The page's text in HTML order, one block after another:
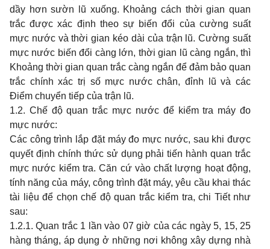
dầy hơn sườn lũ xuống. Khoảng cách thời gian quan
trắc được xác định theo sự biến đổi của cường suất
mực nước và thời gian kéo dài của trận lũ. Cường suất
mực nước biến đổi càng lớn, thời gian lũ càng ngắn, thì
Khoảng thời gian quan trắc càng ngắn để đảm bảo quan
trắc chính xác trị số mực nước chân, đỉnh lũ và các
Điểm chuyển tiếp của trận lũ.
1.2. Chế độ quan trắc mực nước để kiểm tra máy đo
mực nước:
Các công trình lắp đặt máy đo mực nước, sau khi được
quyết định chính thức sử dụng phải tiến hành quan trắc
mực nước kiểm tra. Căn cứ vào chất lượng hoạt động,
tính năng của máy, công trình đặt máy, yêu cầu khai thác
tài liệu để chọn chế độ quan trắc kiểm tra, chi Tiết như
sau:
1.2.1. Quan trắc 1 lần vào 07 giờ của các ngày 5, 15, 25
hàng tháng, áp dụng ở những nơi không xây dựng nhà